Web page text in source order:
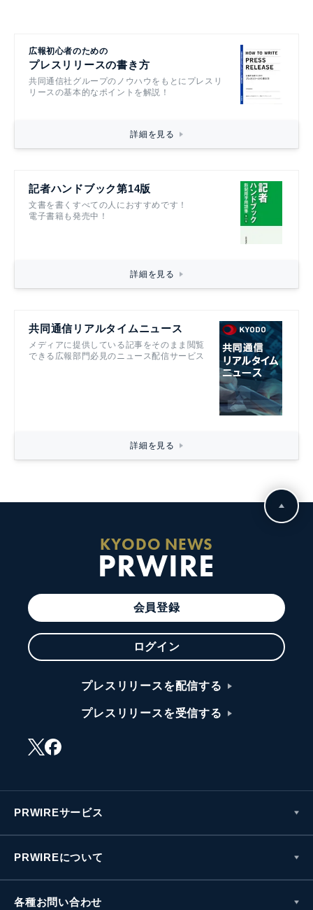
広報初心者のための
プレスリリースの書き方
共同通信社グループのノウハウをもとにプレスリ
リースの基本的なポイントを解説！
詳細を見る
記者ハンドブック第14版
文書を書くすべての人におすすめです！
電子書籍も発売中！
詳細を見る
共同通信リアルタイムニュース
メディアに提供している記事をそのまま閲覧
できる広報部門必見のニュース配信サービス
詳細を見る
KYODO NEWS
PRWIRE
会員登録
ログイン
プレスリリースを配信する
プレスリリースを受信する
PRWIREサービス
PRWIREについて
各種お問い合わせ